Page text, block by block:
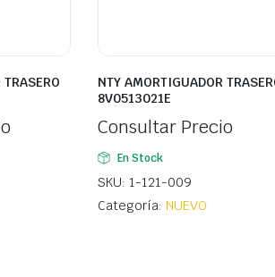
NTY AMORTIGUADOR
8V0513021E
Consultar Precio
En Stock
SKU: 1-121-009
Categoría: NUEVO